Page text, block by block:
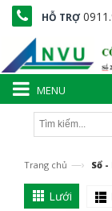
HỖ TRỢ
MENU
Trang chủ —› Sổ
Lưới